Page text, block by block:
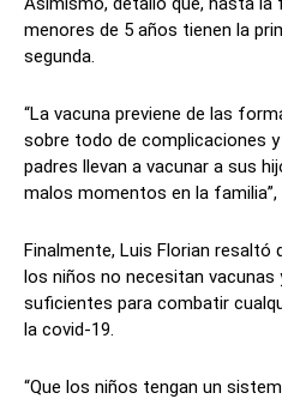
menores de 5 años tienen la
segunda.
“La vacuna previene de las
sobre todo de complicaciones
padres llevan a vacunar a sus
malos momentos en la
Finalmente, Luis Florian resaltó
los niños no necesitan
suficientes para combatir
la covid-19.
“Que los niños tengan un